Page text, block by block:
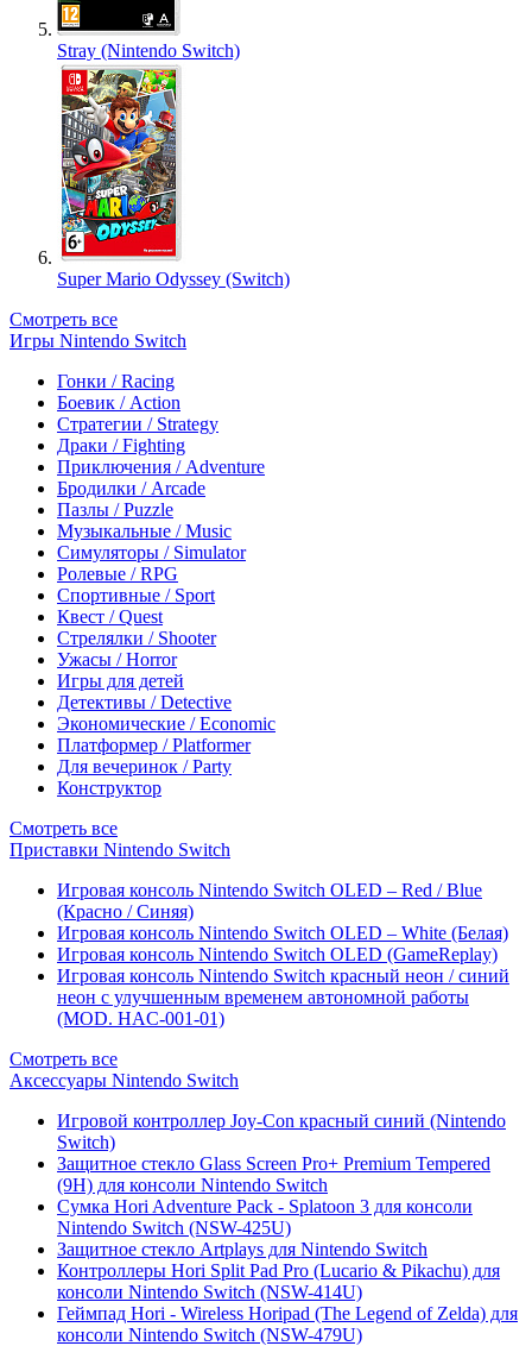
Stray (Nintendo Switch)
Super Mario Odyssey (Switch)
Смотреть все
Игры Nintendo Switch
Гонки / Racing
Боевик / Action
Стратегии / Strategy
Драки / Fighting
Приключения / Adventure
Бродилки / Arcade
Пазлы / Puzzle
Музыкальные / Music
Симуляторы / Simulator
Ролевые / RPG
Спортивные / Sport
Квест / Quest
Стрелялки / Shooter
Ужасы / Horror
Игры для детей
Детективы / Detective
Экономические / Economic
Платформер / Platformer
Для вечеринок / Party
Конструктор
Смотреть все
Приставки Nintendo Switch
Игровая консоль Nintendo Switch OLED – Red / Blue
(Красно / Синяя)
Игровая консоль Nintendo Switch OLED – White (Белая)
Игровая консоль Nintendo Switch OLED (GameReplay)
Игровая консоль Nintendo Switch красный неон / синий
неон с улучшенным временем автономной работы
(MOD. HAC-001-01)
Смотреть все
Аксессуары Nintendo Switch
Игровой контроллер Joy-Con красный синий (Nintendo
Switch)
Защитное стекло Glass Screen Pro+ Premium Tempered
(9H) для консоли Nintendo Switch
Сумка Hori Adventure Pack - Splatoon 3 для консоли
Nintendo Switch (NSW-425U)
Защитное стекло Artplays для Nintendo Switch
Контроллеры Hori Split Pad Pro (Lucario & Pikachu) для
консоли Nintendo Switch (NSW-414U)
Геймпад Hori - Wireless Horipad (The Legend of Zelda) для
консоли Nintendo Switch (NSW-479U)